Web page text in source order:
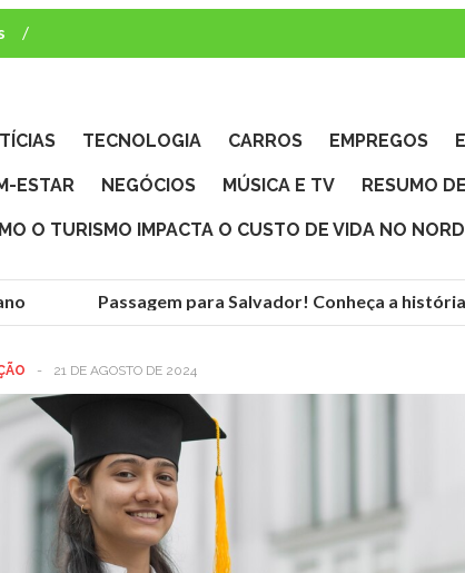
TECNOLOGIA CARROS EMPREGOS
ESTAR NEGÓCIOS MÚSICA E TV RESUMO
O TURISMO IMPACTA O CUSTO DE VIDA NO
Passagem para Salvador! Conheça a
- 21 DE AGOSTO DE 2024